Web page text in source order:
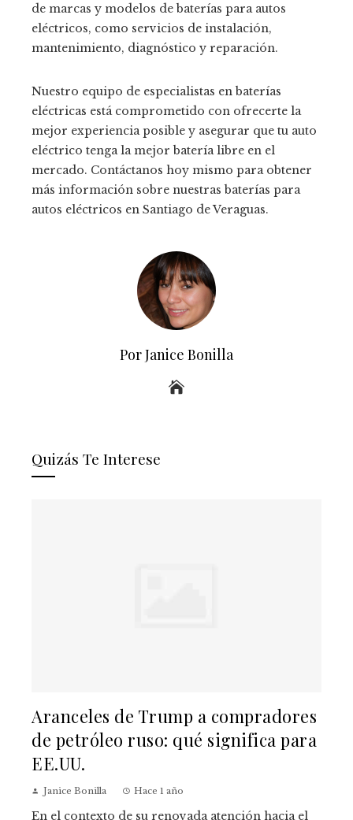
de marcas y modelos de baterías para autos
eléctricos, como servicios de instalación,
mantenimiento, diagnóstico y reparación.
Nuestro equipo de especialistas en baterías
eléctricas está comprometido con ofrecerte la
mejor experiencia posible y asegurar que tu auto
eléctrico tenga la mejor batería libre en el
mercado. Contáctanos hoy mismo para obtener
más información sobre nuestras baterías para
autos eléctricos en Santiago de Veraguas.
Por Janice Bonilla
Quizás Te Interese
Aranceles de Trump a compradores
de petróleo ruso: qué significa para
EE.UU.
Janice Bonilla Hace 1 año
En el contexto de su renovada atención hacia el